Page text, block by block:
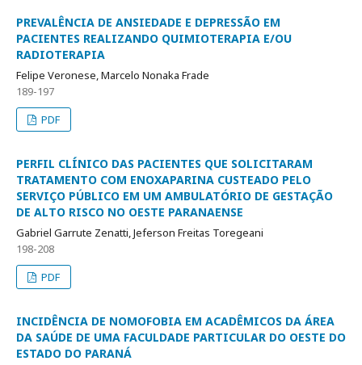
PREVALÊNCIA DE ANSIEDADE E DEPRESSÃO EM
PACIENTES REALIZANDO QUIMIOTERAPIA E/OU
RADIOTERAPIA
Felipe Veronese, Marcelo Nonaka Frade
189-197
PDF
PERFIL CLÍNICO DAS PACIENTES QUE SOLICITARAM
TRATAMENTO COM ENOXAPARINA CUSTEADO PELO
SERVIÇO PÚBLICO EM UM AMBULATÓRIO DE GESTAÇÃO
DE ALTO RISCO NO OESTE PARANAENSE
Gabriel Garrute Zenatti, Jeferson Freitas Toregeani
198-208
PDF
INCIDÊNCIA DE NOMOFOBIA EM ACADÊMICOS DA ÁREA
DA SAÚDE DE UMA FACULDADE PARTICULAR DO OESTE DO
ESTADO DO PARANÁ